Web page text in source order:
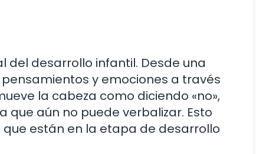
desarrollo infantil. Desde una
y emociones a través
la cabeza como diciendo «no»,
aún no puede verbalizar. Esto
están en la etapa de desarrollo